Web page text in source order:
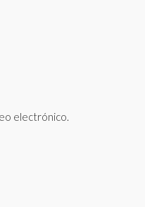
electrónico.